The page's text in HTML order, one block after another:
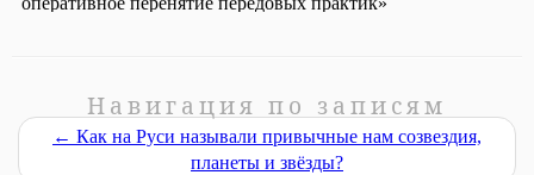
Навигация по записям
← Как на Руси называли привычные нам созвездия,
планеты и звёзды?